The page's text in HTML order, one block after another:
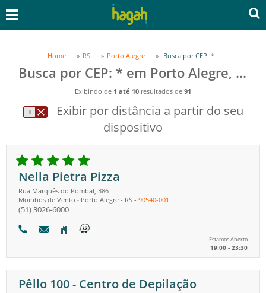
Home RS Porto Alegre Busca por CEP: *
Busca por CEP: * em Porto Alegre, RS
Exibindo de 1 até 10 resultados de 91
Exibir por distância a partir do seu
dispositivo
Nella Pietra Pizza
Rua Marquês do Pombal, 386
Moinhos de Vento - Porto Alegre - RS - 90540-001
(51) 3026-6000
Estamos Aberto
19:00 - 23:30
Pêllo 100 - Centro de Depilação